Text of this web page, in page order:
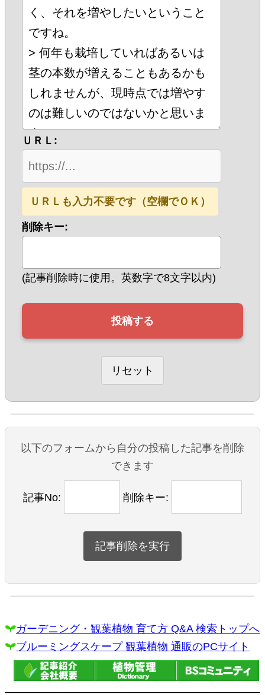
ＵＲＬ:
ＵＲＬも入力不要です（空欄でＯＫ）
削除キー:
(記事削除時に使用。英数字で8文字以内)
以下のフォームから自分の投稿した記事を削除
できます
記事No: 削除キー:
ガーデニング・観葉植物 育て方 Q&A 検索トップへ
ブルーミングスケープ 観葉植物 通販のPCサイト